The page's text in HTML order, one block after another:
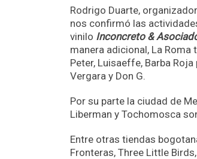
Rodrigo Duarte,
nos confirmó las
vinilo Inconcreto &
manera adicional, La Roma
Peter, Luisaeffe, Barba
Vergara y Don G.
Por su parte la ciudad de
Liberman y Tochomosca
Entre otras tiendas
Fronteras, Three Little